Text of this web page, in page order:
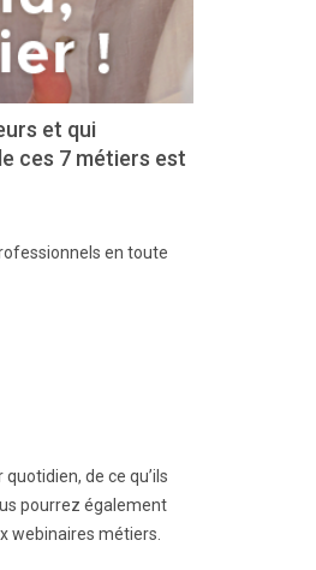
et qui
ces 7 métiers est
en toute
de ce qu’ils
pourrez également
webinaires métiers.